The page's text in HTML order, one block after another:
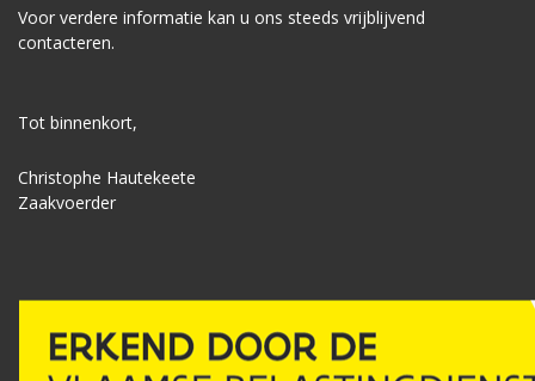
Voor verdere informatie kan u ons steeds vrijblijvend
contacteren.
Tot binnenkort,
Christophe Hautekeete
Zaakvoerder